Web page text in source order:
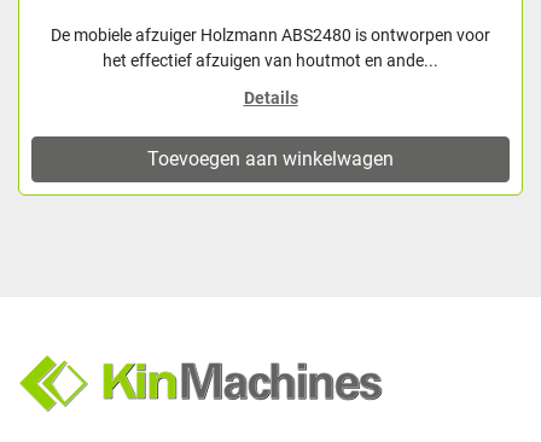
De mobiele afzuiger Holzmann ABS2480 is ontworpen voor
het effectief afzuigen van houtmot en ande...
Details
Toevoegen aan winkelwagen